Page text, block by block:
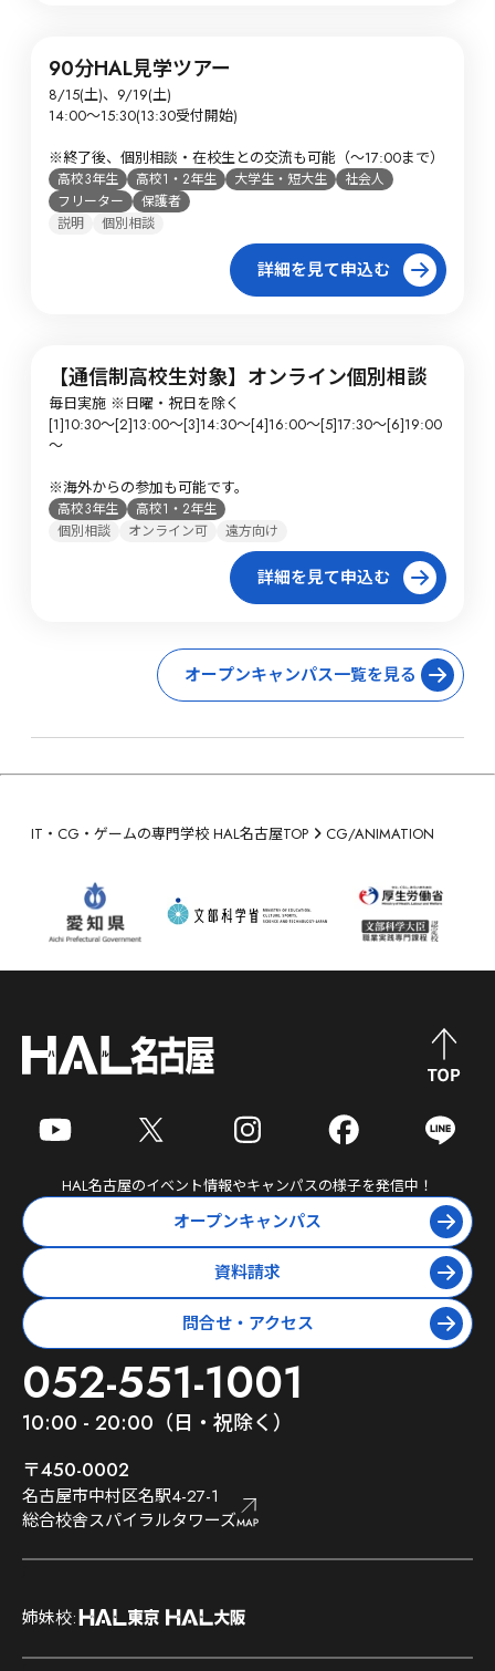
90分HAL見学ツアー
8/15(土)、9/19(土)
14:00～15:30(13:30受付開始)
※終了後、個別相談・在校生との交流も可能（～17:00まで）
高校3年生 高校1・2年生 大学生・短大生
社会人
フリーター
保護者
説明
個別相談
詳細を見て申込む
【通信制高校生対象】オンライン個別相談
毎日実施 ※日曜・祝日を除く
[1]10:30～[2]13:00～[3]14:30～[4]16:00～[5]17:30～[6]19:00
～
※海外からの参加も可能です。
高校3年生
高校1・2年生
個別相談
オンライン可 遠方向け
詳細を見て申込む
オープンキャンパス一覧を見る
IT・CG・ゲームの専門学校 HAL名古屋TOP CG/ANIMATION
HAL名古屋のイベント情報やキャンパスの様子を発信中！
オープンキャンパス
資料請求
問合せ・アクセス
052-551-1001
10:00 - 20:00（日・祝除く）
〒450-0002
名古屋市中村区名駅4-27-1
総合校舎スパイラルタワーズ
;
姉妹校: